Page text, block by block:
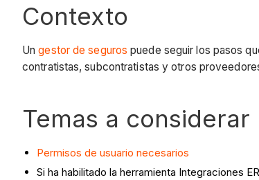
Contexto
Ungestor de seguros puede seguir los pasos
contratistas, subcontratistas y otros
Temas a considerar
Permisos de usuario necesarios
Si ha habilitado la herramienta Integraciones